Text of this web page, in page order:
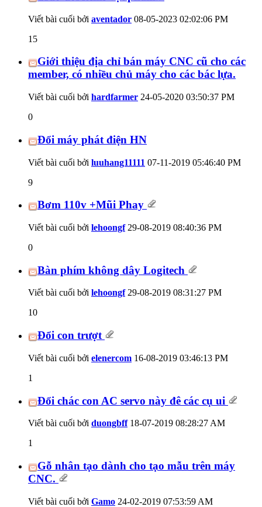
Viết bài cuối bởi aventador 08-05-2023 02:02:06 PM
15
Giới thiệu địa chỉ bán máy CNC cũ cho các
member, có nhiều chủ máy cho các bác lựa.
Viết bài cuối bởi hardfarmer 24-05-2020 03:50:37 PM
0
Đổi máy phát điện HN
Viết bài cuối bởi luuhang11111 07-11-2019 05:46:40 PM
9
Bơm 110v +Mũi Phay
Viết bài cuối bởi lehoongf29-08-2019 08:40:36 PM
0
Bàn phím không dây Logitech
Viết bài cuối bởi lehoongf29-08-2019 08:31:27 PM
10
Đổi con trượt
Viết bài cuối bởi elenercom 16-08-2019 03:46:13 PM
1
Đổi chác con AC servo này đê các cụ ui
Viết bài cuối bởi duongbff18-07-2019 08:28:27 AM
1
Gỗ nhân tạo dành cho tạo mẫu trên máy
CNC.
Viết bài cuối bởi Gamo 24-02-2019 07:53:59 AM